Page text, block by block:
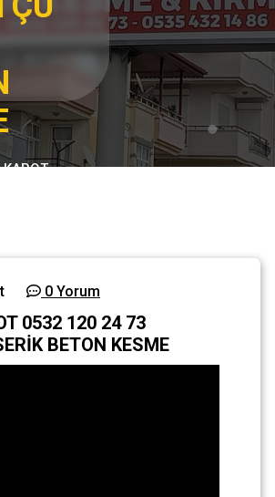
KAROT
0 Yorum
0532 120 24 73
BETON KESME